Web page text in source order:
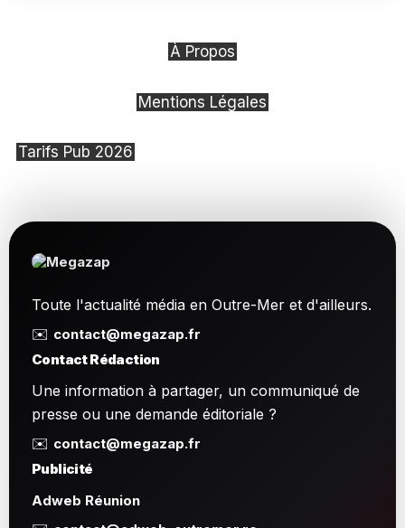
À Propos
Mentions Légales
Tarifs Pub 2026
Toute l'actualité média en Outre-Mer et d'ailleurs.
✉️ contact@megazap.fr
Contact Rédaction
Une information à partager, un communiqué de
presse ou une demande éditoriale ?
✉️ contact@megazap.fr
Publicité
Adweb Réunion